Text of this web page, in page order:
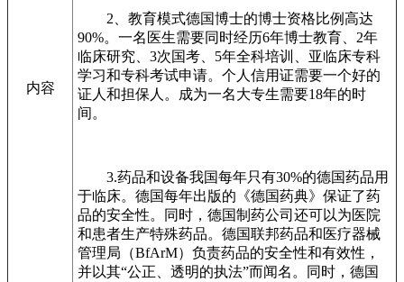
内容
2、教育模式德国博士的博士资格比例高达
90%。一名医生需要同时经历6年博士教育、2年
临床研究、3次国考、5年全科培训、亚临床专科
学习和专科考试申请。个人信用证需要一个好的
证人和担保人。成为一名大专生需要18年的时
间。
3.药品和设备我国每年只有30%的德国药品用
于临床。德国每年出版的《德国药典》保证了药
品的安全性。同时，德国制药公司还可以为医院
和患者生产特殊药品。德国联邦药品和医疗器械
管理局（BfArM）负责药品的安全性和有效性，
并以其“公正、透明的执法”而闻名。同时，德国